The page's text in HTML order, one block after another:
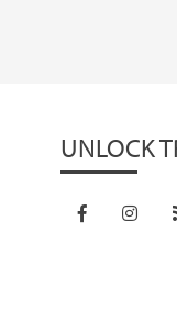
UNLOCK